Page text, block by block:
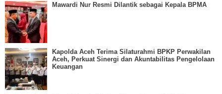
Resmi Pimpin Golkar Nagan Raya, TRK: Akan